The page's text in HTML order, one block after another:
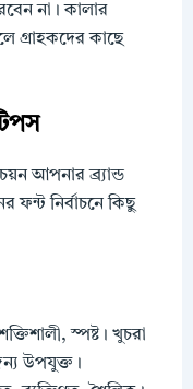
না। কালার
গ্রাহকদের কাছে
আপনার ব্র্যান্ড
ফন্ট নির্বাচনে কিছু
স্পষ্ট। খুচরা
উপযুক্ত।